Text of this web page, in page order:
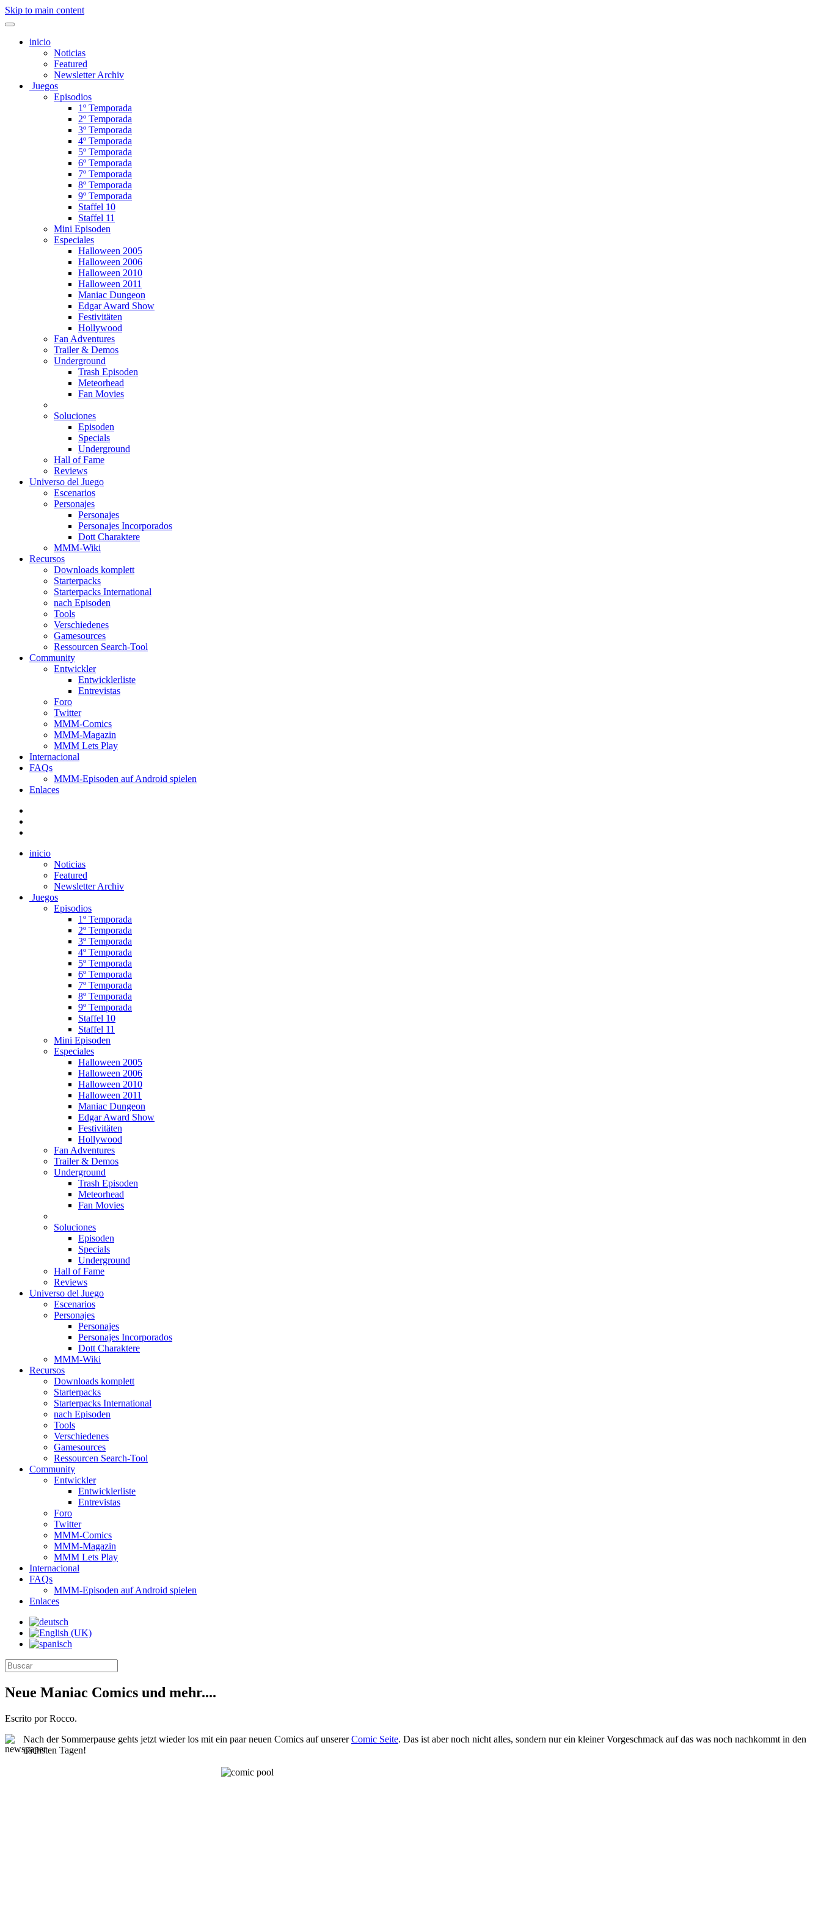
Skip to main content
inicio
Noticias
Featured
Newsletter Archiv
Juegos
Episodios
1º Temporada
2º Temporada
3º Temporada
4º Temporada
5º Temporada
6º Temporada
7º Temporada
8º Temporada
9º Temporada
Staffel 10
Staffel 11
Mini Episoden
Especiales
Halloween 2005
Halloween 2006
Halloween 2010
Halloween 2011
Maniac Dungeon
Edgar Award Show
Festivitäten
Hollywood
Fan Adventures
Trailer & Demos
Underground
Trash Episoden
Meteorhead
Fan Movies
Soluciones
Episoden
Specials
Underground
Hall of Fame
Reviews
Universo del Juego
Escenarios
Personajes
Personajes
Personajes Incorporados
Dott Charaktere
MMM-Wiki
Recursos
Downloads komplett
Starterpacks
Starterpacks International
nach Episoden
Tools
Verschiedenes
Gamesources
Ressourcen Search-Tool
Community
Entwickler
Entwicklerliste
Entrevistas
Foro
Twitter
MMM-Comics
MMM-Magazin
MMM Lets Play
Internacional
FAQs
MMM-Episoden auf Android spielen
Enlaces
inicio
Noticias
Featured
Newsletter Archiv
Juegos
Episodios
1º Temporada
2º Temporada
3º Temporada
4º Temporada
5º Temporada
6º Temporada
7º Temporada
8º Temporada
9º Temporada
Staffel 10
Staffel 11
Mini Episoden
Especiales
Halloween 2005
Halloween 2006
Halloween 2010
Halloween 2011
Maniac Dungeon
Edgar Award Show
Festivitäten
Hollywood
Fan Adventures
Trailer & Demos
Underground
Trash Episoden
Meteorhead
Fan Movies
Soluciones
Episoden
Specials
Underground
Hall of Fame
Reviews
Universo del Juego
Escenarios
Personajes
Personajes
Personajes Incorporados
Dott Charaktere
MMM-Wiki
Recursos
Downloads komplett
Starterpacks
Starterpacks International
nach Episoden
Tools
Verschiedenes
Gamesources
Ressourcen Search-Tool
Community
Entwickler
Entwicklerliste
Entrevistas
Foro
Twitter
MMM-Comics
MMM-Magazin
MMM Lets Play
Internacional
FAQs
MMM-Episoden auf Android spielen
Enlaces
Neue Maniac Comics und mehr....
Escrito por Rocco.
Nach der Sommerpause gehts jetzt wieder los mit ein paar neuen Comics auf unsererComic Seite. Das ist aber noch nicht alles, sondern nur ein kleiner Vorgeschmack auf das was noch nachkommt in den
nächsten Tagen!